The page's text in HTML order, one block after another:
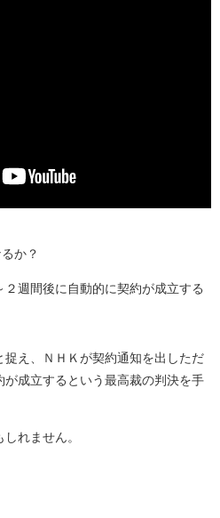
か？
週間後に自動的に契約が成立する
捉え、ＮＨＫが契約通知を出しただ
成立するという最高裁の判決を手
れません。